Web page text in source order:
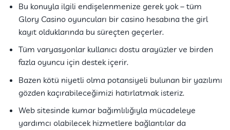
Bu konuyla ilgili endişelenmenize gerek yok – tüm
Glory Casino oyuncuları bir casino hesabına the girl
kayıt olduklarında bu süreçten geçerler.
Tüm varyasyonlar kullanıcı dostu arayüzler ve birden
fazla oyuncu için destek içerir.
Bazen kötü niyetli olma potansiyeli bulunan bir yazılımı
gözden kaçırabileceğimizi hatırlatmak isteriz.
Web sitesinde kumar bağımlılığıyla mücadeleye
yardımcı olabilecek hizmetlere bağlantılar da